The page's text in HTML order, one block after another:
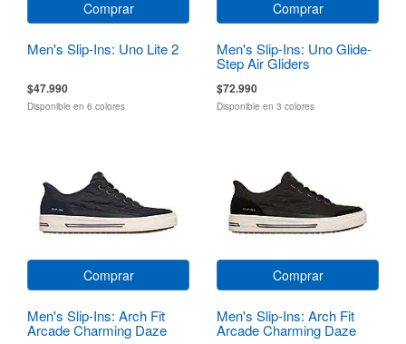
Comprar
Men's Slip-Ins: Uno Lite 2
$47.990
Disponible en 6 colores
Comprar
Men's Slip-Ins: Uno Glide-
Step Air Gliders
$72.990
Disponible en 3 colores
Comprar
Men's Slip-Ins: Arch Fit
Arcade Charming Daze
Comprar
Men's Slip-Ins: Arch Fit
Arcade Charming Daze